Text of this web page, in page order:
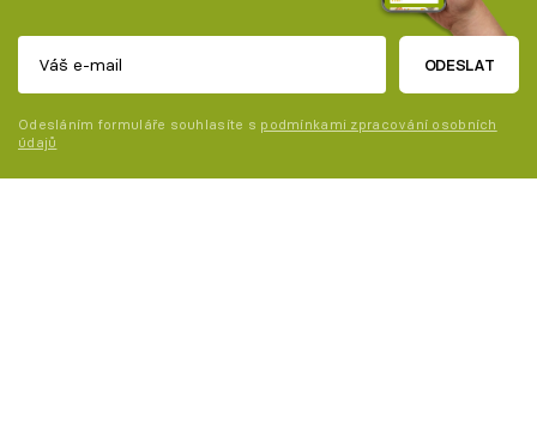
ODESLAT
Odesláním formuláře souhlasíte s podmínkami zpracování osobních
údajů